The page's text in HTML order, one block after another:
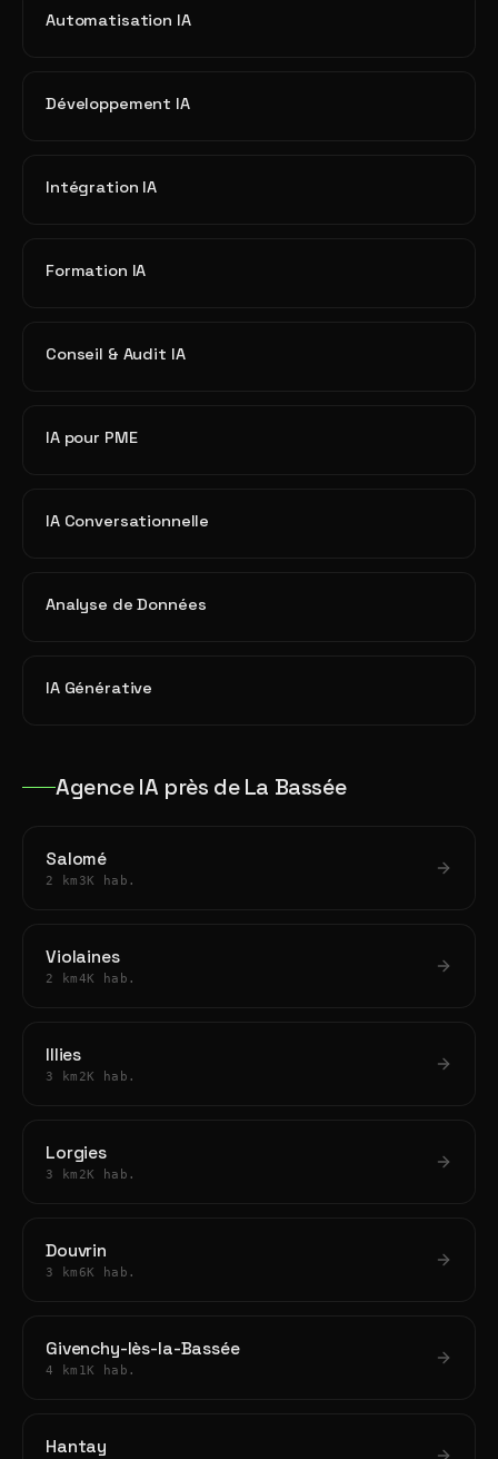
Automatisation IA
Développement IA
Intégration IA
Formation IA
Conseil & Audit IA
IA pour PME
IA Conversationnelle
Analyse de Données
IA Générative
Agence IA près de La Bassée
Salomé
2 km 3K hab.
Violaines
2 km4K hab.
Illies
3 km 2K hab.
Lorgies
3 km 2K hab.
Douvrin
3 km 6K hab.
Givenchy-lès-la-Bassée
4 km 1K hab.
Hantay